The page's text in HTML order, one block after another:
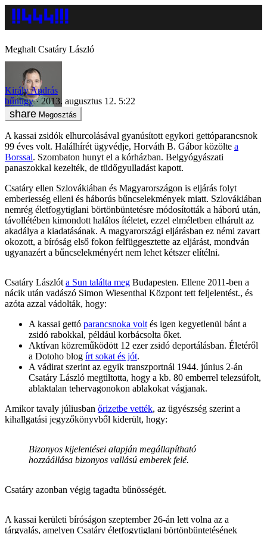
Meghalt Csatáry László
Király András
bűnügy
2013. augusztus 12. 5:22
Megosztás
A kassai zsidók elhurcolásával gyanúsított egykori gettóparancsnok
99 éves volt. Halálhírét ügyvédje, Horváth B. Gábor közölte a
Borssal. Szombaton hunyt el a kórházban. Belgyógyászati
panaszokkal kezelték, de tüdőgyulladást kapott.
Csatáry ellen Szlovákiában és Magyarországon is eljárás folyt
emberiesség elleni és háborús bűncselekmények miatt. Szlovákiában
nemrég életfogytiglani börtönbüntetésre módosították a háború után,
távollétében kimondott halálos ítéletet, ezzel elméletben elhárult az
akadálya a kiadatásának. A magyarországi eljárásban ez némi zavart
okozott, a bíróság első fokon felfüggesztette az eljárást, mondván
ugyanazért a bűncselekményért nem lehet kétszer elítélni.
Csatáry Lászlót a Sun találta meg Budapesten. Ellene 2011-ben a
nácik után vadászó Simon Wiesenthal Központ tett feljelentést., és
azóta azzal vádolták, hogy:
A kassai gettó parancsnoka volt és igen kegyetlenül bánt a
zsidó rabokkal, például korbácsolta őket.
Aktívan közreműködött 12 ezer zsidó deportálásban. Életéről
a Dotoho blog írt sokat és jót.
A vádirat szerint az egyik transzportnál 1944. június 2-án
Csatáry László megtiltotta, hogy a kb. 80 emberrel telezsúfolt,
ablaktalan tehervagonokon ablakokat vágjanak.
Amikor tavaly júliusban őrizetbe vették, az ügyészség szerint a
kihallgatási jegyzőkönyvből kiderült, hogy:
Bizonyos kijelentései alapján megállapítható
hozzáállása bizonyos vallású emberek felé.
Csatáry azonban végig tagadta bűnösségét.
A kassai kerületi bíróságon szeptember 26-án lett volna az a
tárgyalás, amelyen Csatáry életfogytiglani börtönbüntetésének